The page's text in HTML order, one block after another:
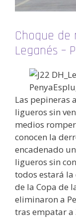
Choque de
Leganés –
Las pepineras
ligueros sin
medios
conocen la
encadenado
ligueros sin
todos estará
de la Copa de
eliminaron a
tras empatar a